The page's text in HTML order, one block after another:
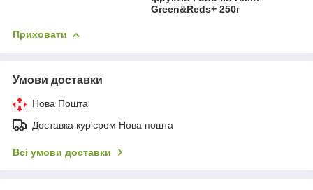
Green&Reds+ 250г
Приховати
Умови доставки
Нова Пошта
Доставка кур'єром Нова пошта
Всі умови доставки